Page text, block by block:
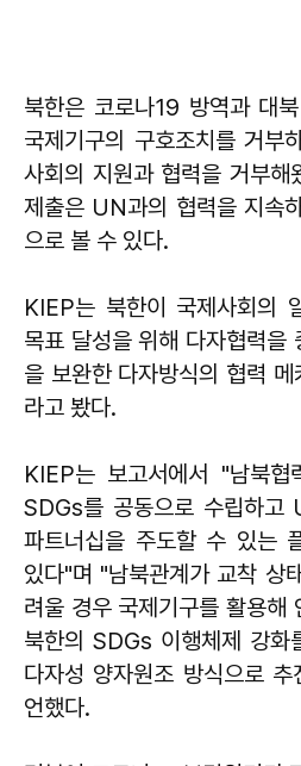
북한은 코로나19 방역과 대
국제기구의 구호조치를 거부
사회의 지원과 협력을 거부
제출은 UN과의 협력을 지속
으로 볼 수 있다.
KIEP는 북한이 국제사회의
목표 달성을 위해 다자협력을
을 보완한 다자방식의 협력 메
라고 봤다.
KIEP는 보고서에서 "남북
SDGs를 공동으로 수립하고
파트너십을 주도할 수 있는
있다"며 "남북관계가 교착 상
려울 경우 국제기구를 활용해
북한의 SDGs 이행체제 강화
다자성 양자원조 방식으로
언했다.